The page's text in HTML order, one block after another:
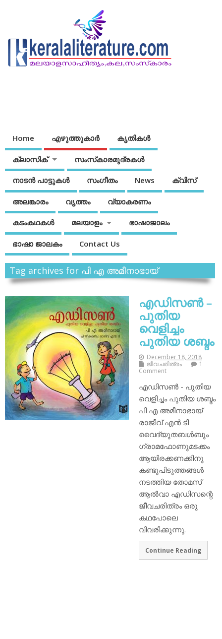
Home എഴുത്തുകാര്‍ കൃതികൾ
ക്ലാസിക് സംസ്‌കാരമുദ്രകള്‍
നാടന്‍ പാട്ടുകള്‍ സംഗീതം News ക്വിസ്
അലങ്കാരം വൃത്തം വ്യാകരണം
കടംകഥകള്‍ മലയാളം ഭാഷാജാലം
ഭാഷാ ജാലകം Contact Us
Tag archives for പി എ അമീനാഭായ്
എഡിസണ്‍ –
പുതിയ
വെളിച്ചം
പുതിയ ശബ്ദം
December 18, 2018
ജീവചരിത്രം
1
Comment
എഡിസണ്‍ - പുതിയ
വെളിച്ചം പുതിയ ശബ്ദം
പി എ അമീനാഭായ്
രാജീവ് എന്‍ ടി
വൈദ്യുതബള്‍ബും
ഗ്രാമഫോണുമടക്കം
ആയിരക്കണക്കിനു
കണ്ടുപിടുത്തങ്ങള്‍
നടത്തിയ തോമസ്
ആല്‍വാ എഡിസന്റെ
ജീവചരിത്രം ഒരു
കഥപോലെ
വിവരിക്കുന്നു.
Continue Reading